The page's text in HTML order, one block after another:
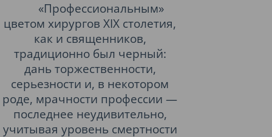
«Профессиональным»
цветом хирургов XIX столетия,
как и священников,
традиционно был черный:
дань торжественности,
серьезности и, в некотором
роде, мрачности профессии —
последнее неудивительно,
учитывая уровень смертности